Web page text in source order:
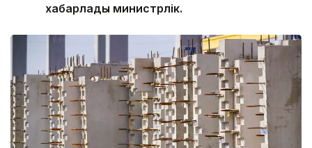
хабарлады министрлік.